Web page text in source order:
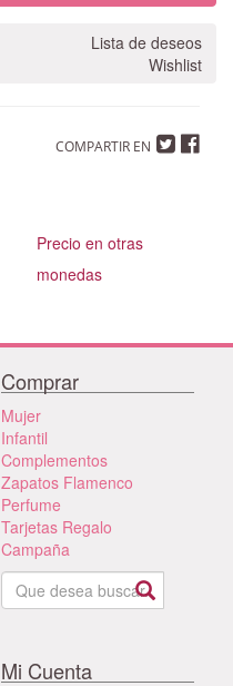
Lista de deseos
Wishlist
COMPARTIR EN
Precio en otras
monedas
Comprar
Mujer
Infantil
Complementos
Zapatos Flamenco
Perfume
Tarjetas Regalo
Campaña
Mi Cuenta